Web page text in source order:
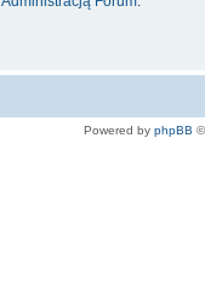
Powered by phpBB